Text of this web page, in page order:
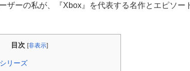
ザーの私が、『Xbox』を代表する名作とエピソー
目次 [非表示]
リーズ